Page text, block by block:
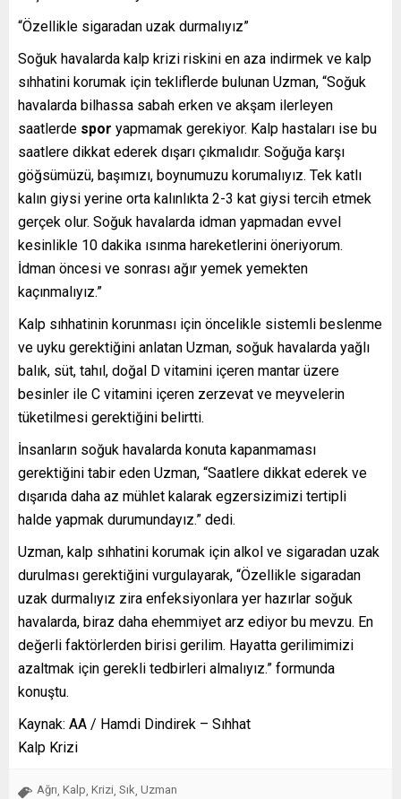
“Özellikle sigaradan uzak durmalıyız”
Soğuk havalarda kalp krizi riskini en aza indirmek ve kalp
sıhhatini korumak için tekliflerde bulunan Uzman, “Soğuk
havalarda bilhassa sabah erken ve akşam ilerleyen
saatlerde spor yapmamak gerekiyor. Kalp hastaları ise bu
saatlere dikkat ederek dışarı çıkmalıdır. Soğuğa karşı
göğsümüzü, başımızı, boynumuzu korumalıyız. Tek katlı
kalın giysi yerine orta kalınlıkta 2-3 kat giysi tercih etmek
gerçek olur. Soğuk havalarda idman yapmadan evvel
kesinlikle 10 dakika ısınma hareketlerini öneriyorum.
İdman öncesi ve sonrası ağır yemek yemekten
kaçınmalıyız.”
Kalp sıhhatinin korunması için öncelikle sistemli beslenme
ve uyku gerektiğini anlatan Uzman, soğuk havalarda yağlı
balık, süt, tahıl, doğal D vitamini içeren mantar üzere
besinler ile C vitamini içeren zerzevat ve meyvelerin
tüketilmesi gerektiğini belirtti.
İnsanların soğuk havalarda konuta kapanmaması
gerektiğini tabir eden Uzman, “Saatlere dikkat ederek ve
dışarıda daha az mühlet kalarak egzersizimizi tertipli
halde yapmak durumundayız.” dedi.
Uzman, kalp sıhhatini korumak için alkol ve sigaradan uzak
durulması gerektiğini vurgulayarak, “Özellikle sigaradan
uzak durmalıyız zira enfeksiyonlara yer hazırlar soğuk
havalarda, biraz daha ehemmiyet arz ediyor bu mevzu. En
değerli faktörlerden birisi gerilim. Hayatta gerilimimizi
azaltmak için gerekli tedbirleri almalıyız.” formunda
konuştu.
Kaynak: AA / Hamdi Dindirek – Sıhhat
Kalp Krizi
Ağrı, Kalp, Krizi, Sık, Uzman